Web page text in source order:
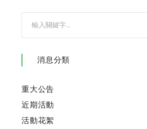
消息分類
重大公告
近期活動
活動花絮